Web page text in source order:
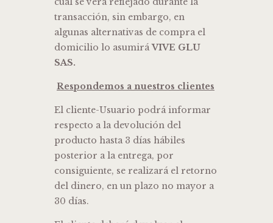
transacción, sin embargo, en
algunas alternativas de compra el
domicilio lo asumiráVIVE GLU
SAS.
Respondemos a nuestros clientes
El cliente-Usuario podrá informar
respecto a la devolución del
producto hasta 3 días hábiles
posterior a la entrega, por
consiguiente, se realizará el retorno
del dinero, en un plazo no mayor a
30 días.